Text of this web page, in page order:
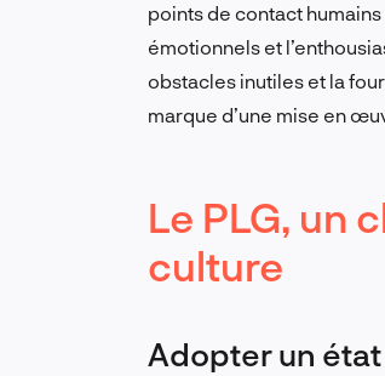
points de contact
émotionnels et
obstacles inutiles et la
marque d’une mise en
Le PLG, un
culture
Adopter un état